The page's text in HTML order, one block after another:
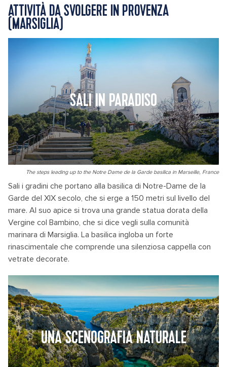
ATTIVITÀ DA SVOLGERE IN PROVENZA
(MARSIGLIA)
SALI IN PARADISO
The steps leading up to the Notre Dame de la Garde basilica in Marseille, France
Sali i gradini che portano alla basilica di Notre-Dame de la
Garde del XIX secolo, che si erge a 150 metri sul livello del
mare. Al suo apice si trova una grande statua dorata della
Vergine col Bambino, che si dice vegli sulla comunità
marinara di Marsiglia. La basilica ingloba un forte
rinascimentale che comprende una silenziosa cappella con
vetrate decorate.
UNA SCENOGRAFIA NATURALE